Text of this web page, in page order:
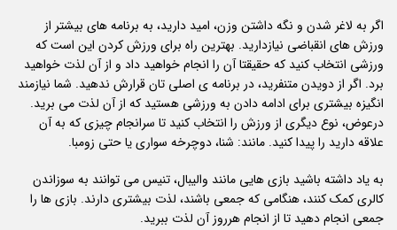
اگر به لاغر شدن و نگه داشتن وزن، امید دارید، به برنامه های بیشتر از
ورزش های انقباضی نیازدارید. بهترین راه برای ورزش کردن این است که
ورزشی انتخاب کنید که حقیقتا آن را انجام خواهید داد و از آن لذت خواهید
برد. اگر از دویدن متنفرید، در برنامه ی اصلی تان قرارش ندهید. شما نیازمند
انگیزه بیشتری برای ادامه دادن به ورزشی هستید که از آن لذت می برید.
درعوض، نوع دیگری از ورزش را انتخاب کنید تا سرانجام چیزی که به آن
علاقه دارید را پیدا کنید. مانند: شنا، دوچرخه سواری یا حتی زومبا.
به یاد داشته باشید بازی هایی مانند والیبال، تنیس می توانند به سوزاندن
کالری کمک کنند، هنگامی که جمعی باشند، لذت بیشتری دارند. بازی ها را
جمعی انجام دهید تا از انجام هرروز آن لذت ببرید.